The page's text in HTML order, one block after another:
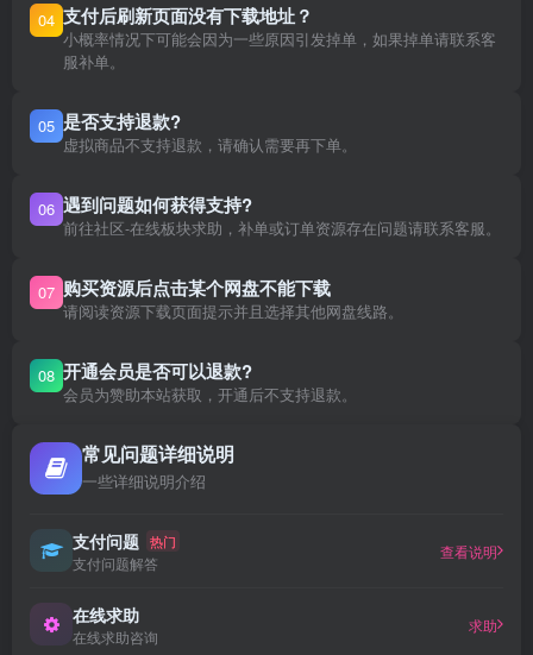
04 支付后刷新页面没有下载地址？
小概率情况下可能会因为一些原因引发掉单，如果掉单请联系客
服补单。
05 是否支持退款?
虚拟商品不支持退款，请确认需要再下单。
06 遇到问题如何获得支持?
前往社区-在线板块求助，补单或订单资源存在问题请联系客服。
07 购买资源后点击某个网盘不能下载
请阅读资源下载页面提示并且选择其他网盘线路。
08 开通会员是否可以退款?
会员为赞助本站获取，开通后不支持退款。
常见问题详细说明
一些详细说明介绍
支付问题 热门
支付问题解答
查看说明
在线求助
在线求助咨询
求助